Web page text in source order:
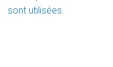
sont utilisées.